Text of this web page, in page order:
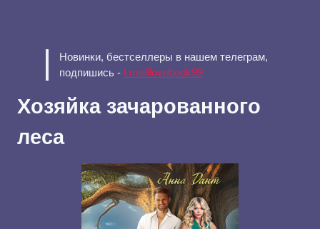
Новинки, бестселлеры в нашем телеграм,
подпишись - t.me/ilovebook99
Хозяйка зачарованного
леса